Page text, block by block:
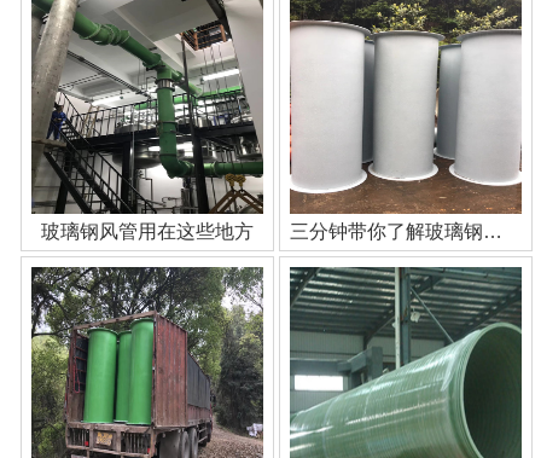
玻璃钢风管用在这些地方 三分钟带你了解玻璃钢管道